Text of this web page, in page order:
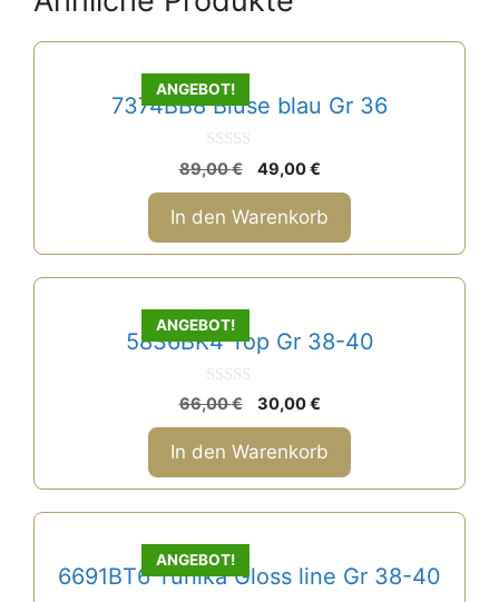
e
ANGEBOT!
7374BB8 Bluse blau Gr 36
0
v
o
n
5
89,00€
Ursprünglicher
Preis
war:
89,00 €
49,00€Aktueller
Preis
ist:
49,00 €.
In den Warenkorb
ANGEBOT!
5836BK4 Top Gr 38-40
0
v
o
n
5
66,00€
Ursprünglicher
Preis
war:
66,00 €
30,00€Aktueller
Preis
ist:
30,00 €.
In den Warenkorb
ANGEBOT!
6691BT6 Tunika Gloss line Gr 38-40